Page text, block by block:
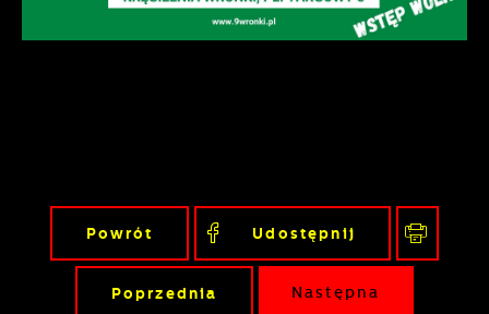
Powrót Udostępnij
Poprzednia Następna
komunikatów mediów społecznościowych.